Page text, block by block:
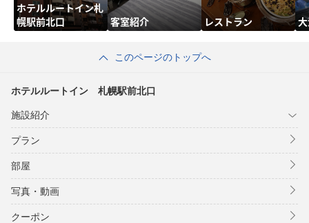
ホテルルートイン札
幌駅前北口
客室紹介 レストラン
このページのトップへ
ホテルルートイン 札幌駅前北口
施設紹介
プラン
部屋
写真・動画
クーポン